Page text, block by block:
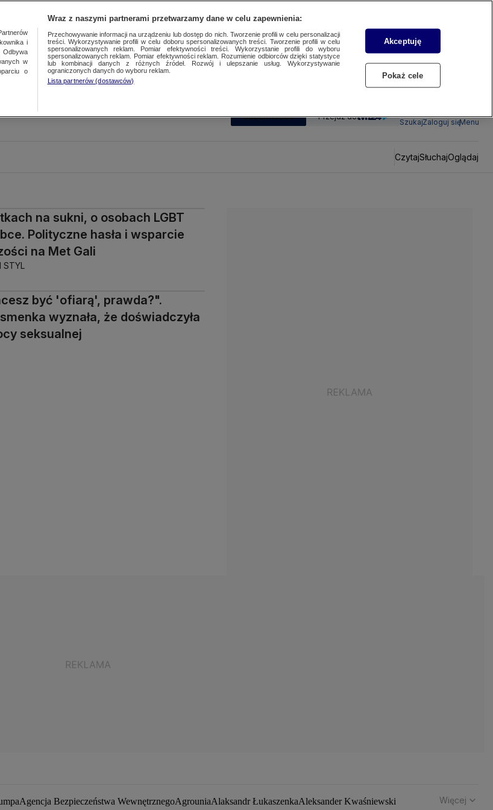
SUBSKRYBUJ Przejdź do
SzukajZaloguj sięMenu
CzytajSłuchajOglądaj
na sukni, o osobach LGBT
Polityczne hasła i wsparcie
na Met Gali
STYL
być 'ofiarą', prawda?".
wyznała, że doświadczyła
seksualnej
Agencja Bezpieczeństwa WewnętrznegoAgrouniaAlaksandr ŁukaszenkaAleksander Kwaśniewski
Więcej
i
Odbywa
w
o
Wraz z naszymi partnerami przetwarzamy dane w celu zapewnienia:
Przechowywanie informacji na urządzeniu lub dostęp do nich. Tworzenie profili w celu personalizacji
treści. Wykorzystywanie profili w celu doboru spersonalizowanych treści. Tworzenie profili w celu
spersonalizowanych reklam. Pomiar efektywności treści. Wykorzystanie profili do wyboru
spersonalizowanych reklam. Pomiar efektywności reklam. Rozumienie odbiorców dzięki statystyce
lub kombinacji danych z różnych źródeł. Rozwój i ulepszanie usług. Wykorzystywanie
ograniczonych danych do wyboru reklam.
Lista partnerów (dostawców)
Akceptuję
Pokaż cele